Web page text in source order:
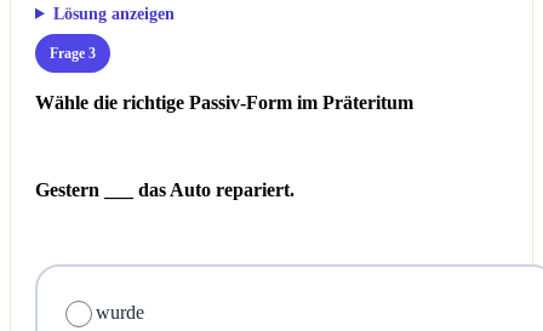
Lösung anzeigen
Frage 3
Wähle die richtige Passiv-Form im Präteritum
Gestern ___ das Auto repariert.
wurde